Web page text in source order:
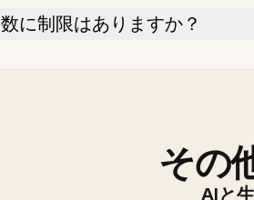
に制限はありますか？
その
AIと